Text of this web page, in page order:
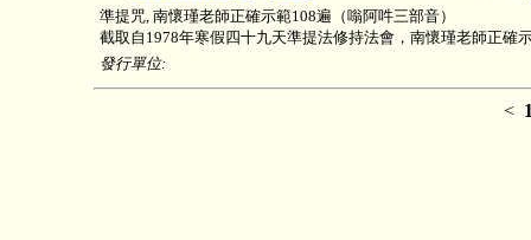
準提咒, 南懷瑾老師正確示範108遍（嗡阿吽三部音）
截取自1978年寒假四十九天準提法修持法會，南懷瑾老師正確
發行單位:
<